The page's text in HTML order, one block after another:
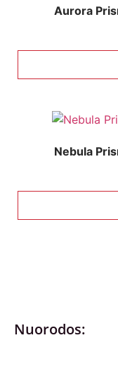
Aurora
Nebula
Nuorodos: